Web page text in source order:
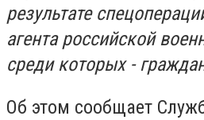
результате
агента российской
среди которых -
Об этом сообщает